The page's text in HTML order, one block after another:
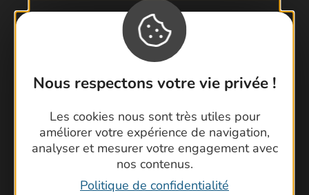
Nous respectons votre vie privée !
Les cookies nous sont très utiles pour
améliorer votre expérience de navigation,
analyser et mesurer votre engagement avec
nos contenus.
Politique de confidentialité
Contactez-nous !
Foire aux questions
Cartoguides et Topoguides
Latitude Gard